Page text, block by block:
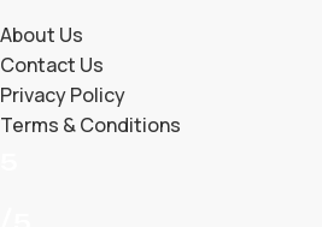
About Us
Contact Us
Privacy Policy
Terms & Conditions